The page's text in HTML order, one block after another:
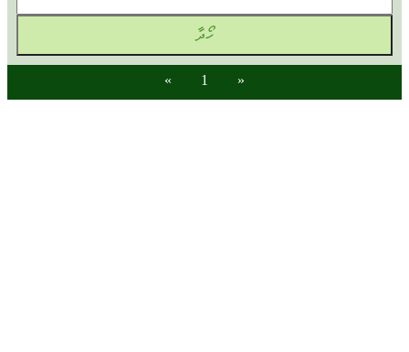
«
1
»